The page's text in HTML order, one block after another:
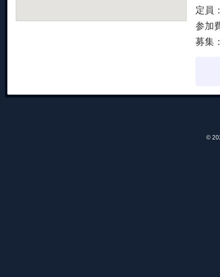
定員
参加
募集
©